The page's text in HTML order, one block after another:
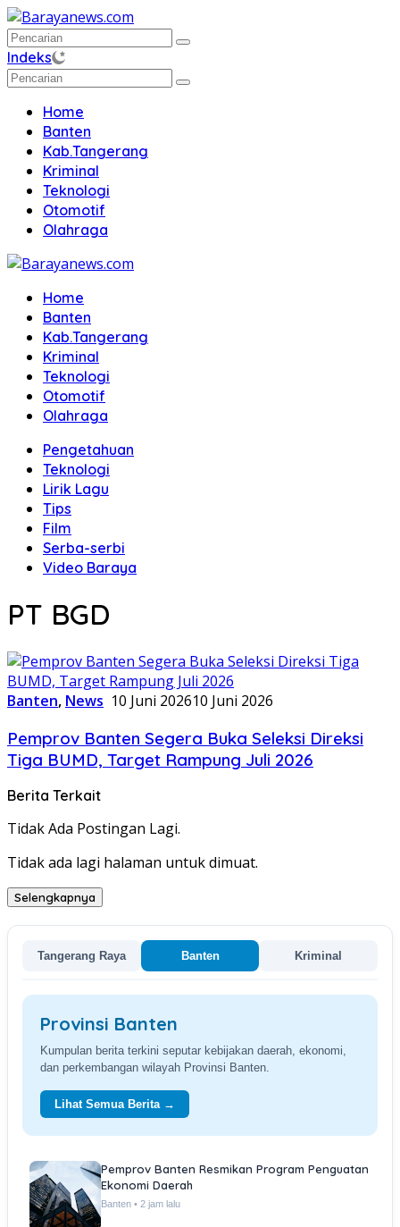
Langsung
ke
konten
Indeks
Home
Banten
Kab.Tangerang
Kriminal
Teknologi
Otomotif
Olahraga
Home
Banten
Kab.Tangerang
Kriminal
Teknologi
Otomotif
Olahraga
Pengetahuan
Teknologi
Lirik Lagu
Tips
Film
Serba-serbi
Video Baraya
PT BGD
Banten, News 10 Juni 202610 Juni 2026
Pemprov Banten Segera Buka Seleksi Direksi
Tiga BUMD, Target Rampung Juli 2026
Berita Terkait
Tidak Ada Postingan Lagi.
Tidak ada lagi halaman untuk dimuat.
Selengkapnya
Tangerang Raya Banten Kriminal
Provinsi Banten
Kumpulan berita terkini seputar kebijakan daerah, ekonomi,
dan perkembangan wilayah Provinsi Banten.
Lihat Semua Berita →
Pemprov Banten Resmikan Program Penguatan
Ekonomi Daerah
Banten • 2 jam lalu